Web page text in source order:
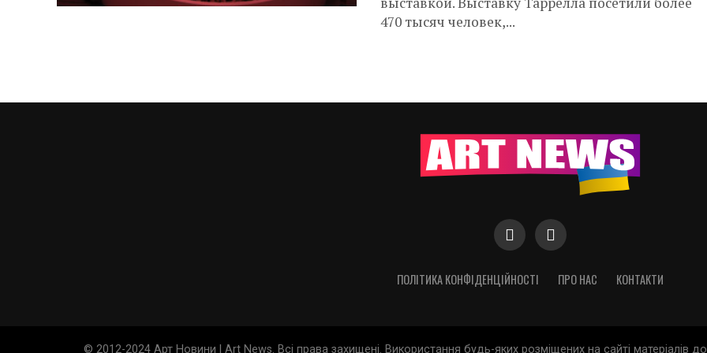
470 тысяч человек,...
ПОЛІТИКА КОНФІДЕНЦІЙНОСТІ ПРО НАС КОНТАКТИ
© 2012-2024 Арт Новини | Art News. Всі права захищені. Використання будь-яких розміщених на сайті матеріалів